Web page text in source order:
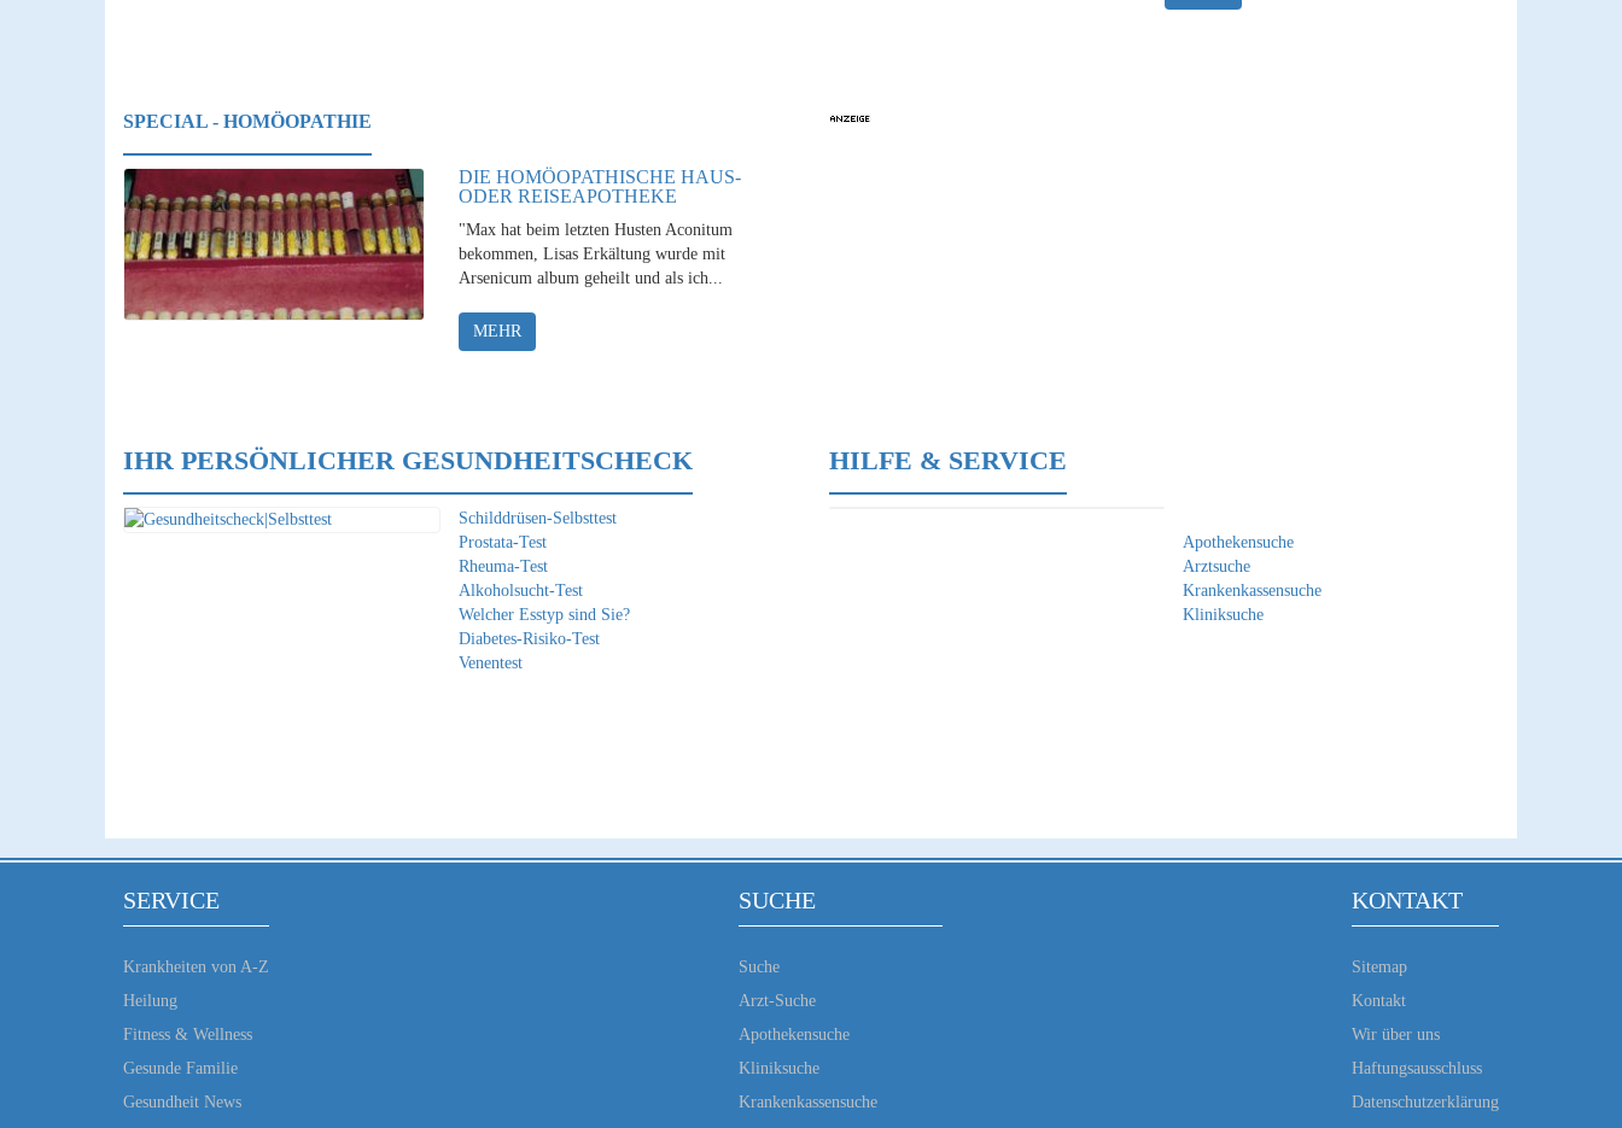
SPECIAL - HOMÖOPATHIE
DIE HOMÖOPATHISCHE HAUS-
ODER REISEAPOTHEKE
"Max hat beim letzten Husten Aconitum
bekommen, Lisas Erkältung wurde mit
Arsenicum album geheilt und als ich...
MEHR
IHR PERSÖNLICHER GESUNDHEITSCHECK
Schilddrüsen-Selbsttest
Prostata-Test
Rheuma-Test
Alkoholsucht-Test
Welcher Esstyp sind Sie?
Diabetes-Risiko-Test
Venentest
HILFE & SERVICE
Apothekensuche
Arztsuche
Krankenkassensuche
Kliniksuche
SERVICE
Krankheiten von A-Z
Heilung
Fitness & Wellness
Gesunde Familie
Gesundheit News
SUCHE
Suche
Arzt-Suche
Apothekensuche
Kliniksuche
Krankenkassensuche
KONTAKT
Sitemap
Kontakt
Wir über uns
Haftungsausschluss
Datenschutzerklärung